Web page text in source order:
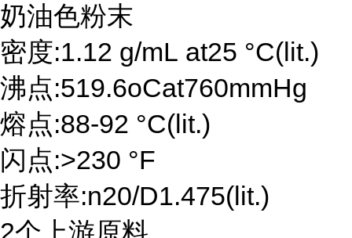
奶油色粉末
密度:1.12 g/mL at25 °C(lit.)
沸点:519.6oCat760mmHg
熔点:88-92 °C(lit.)
闪点:>230 °F
折射率:n20/D1.475(lit.)
2个上游原料